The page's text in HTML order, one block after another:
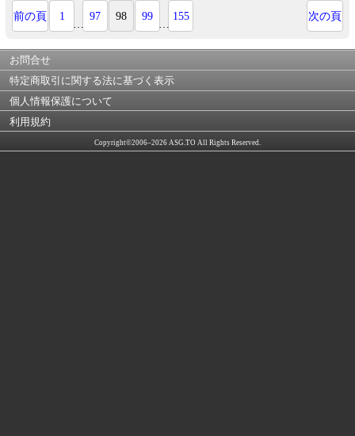
前の頁 1
…
97 98 99
…
155 次の頁
お問合せ
特定商取引に関する法に基づく表示
個人情報保護について
利用規約
Copyright©2006–2026 ASG.TO All Rights Reserved.